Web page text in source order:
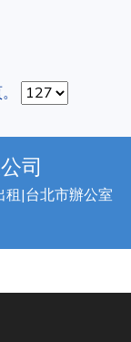
司
租|台北市辦公室